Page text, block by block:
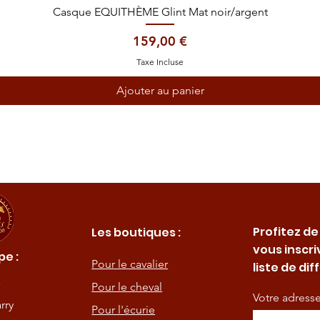
Aperçu rapide
Casque EQUITHÈME Glint Mat noir/argent
Prix
159,00 €
Taxe Incluse
Ajouter au panier
:
Les boutiques :
Pour le cavalier
Pour le cheval
Pour l'écurie
Profitez
vous
liste de
Votre